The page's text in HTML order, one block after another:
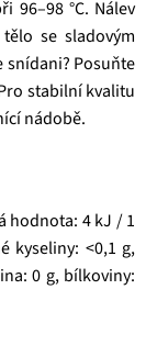
96–98 °C. Nálev
se sladovým
snídani? Posuňte
stabilní kvalitu
nádobě.
hodnota: 4 kJ / 1
kyseliny: <0,1 g,
0 g, bílkoviny: